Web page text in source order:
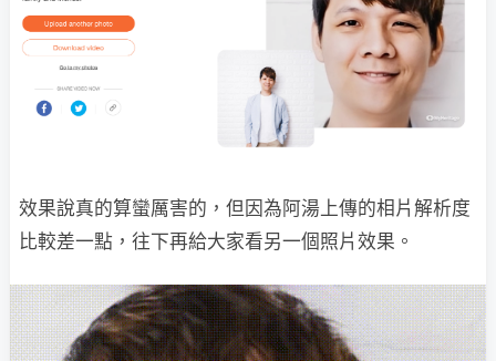
效果說真的算蠻厲害的，但因為阿湯上傳的相片解析度
比較差一點，往下再給大家看另一個照片效果。